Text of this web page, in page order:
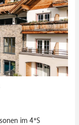
im 4*S